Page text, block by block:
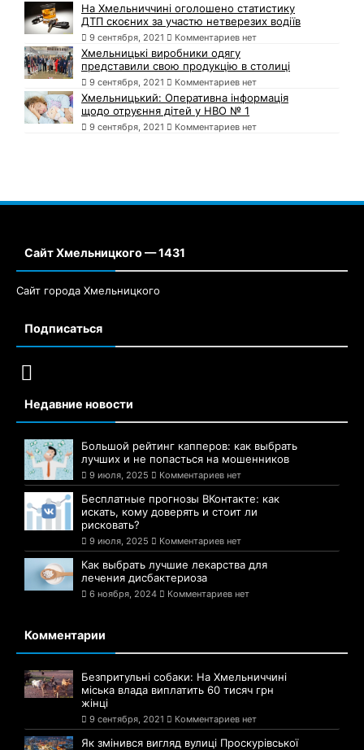
На Хмельниччині оголошено статистику
ДТП скоєних за участю нетверезих водіїв
9 сентября, 2021 Комментариев нет
Хмельницькі виробники одягу
представили свою продукцію в столиці
9 сентября, 2021 Комментариев нет
Хмельницький: Оперативна інформація
щодо отруєння дітей у НВО № 1
9 сентября, 2021 Комментариев нет
Сайт Хмельницкого — 1431
Сайт города Хмельницкого
Подписаться
Недавние новости
Большой рейтинг капперов: как выбрать
лучших и не попасться на мошенников
9 июля, 2025 Комментариев нет
Бесплатные прогнозы ВКонтакте: как
искать, кому доверять и стоит ли
рисковать?
9 июля, 2025 Комментариев нет
Как выбрать лучшие лекарства для
лечения дисбактериоза
6 ноября, 2024 Комментариев нет
Комментарии
Безпритульні собаки: На Хмельниччині
міська влада виплатить 60 тисяч грн
жінці
9 сентября, 2021 Комментариев нет
Як змінився вигляд вулиці Проскурівської